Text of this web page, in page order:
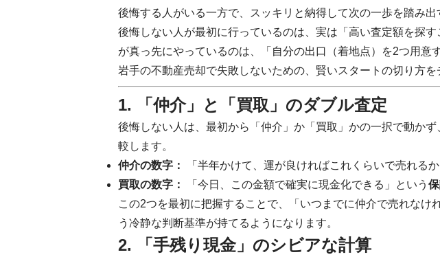
後悔する人がいる一方で、スッキリと納得して次の一歩を踏み出
後悔しない人が最初に行っているのは、実は「高い査定額を探
が真っ先にやっているのは、「自分の出口（着地点）を2つ用意
岩手の不動産売却で失敗しないための、賢いスタートの切り方を
1. 「仲介」と「買取」のダブル査定
後悔しない人は、最初から「仲介」か「買取」かの一択で動か
較します。
仲介の数字：
「半年かけて、運が良ければこれくらいで売れる
買取の数字：
「今日、この金額で確実に現金化できる」という
この2つを最初に把握することで、「いつまでに仲介で売れなけ
う冷静な判断基準が持てるようになります。
2. 「手残り現金」のシビアな計算